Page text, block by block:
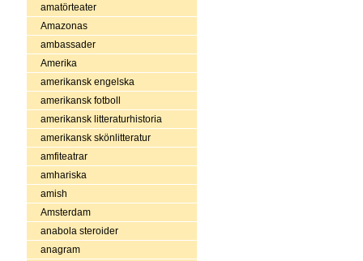
amatörteater
Amazonas
ambassader
Amerika
amerikansk engelska
amerikansk fotboll
amerikansk litteraturhistoria
amerikansk skönlitteratur
amfiteatrar
amhariska
amish
Amsterdam
anabola steroider
anagram